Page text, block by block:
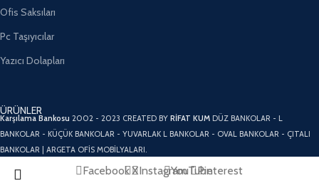
Ofis Saksıları
Pc Taşıyıcılar
Yazıcı Dolapları
ÜRÜNLER
Karşılama Bankosu 2002 - 2023 CREATED BY RİFAT KUM DÜZ BANKOLAR - L
BANKOLAR - KÜÇÜK BANKOLAR - YUVARLAK L BANKOLAR - OVAL BANKOLAR - ÇITALI
BANKOLAR | ARGETA OFİS MOBİLYALARI.
FacebookXInstagramYouTubePinterest